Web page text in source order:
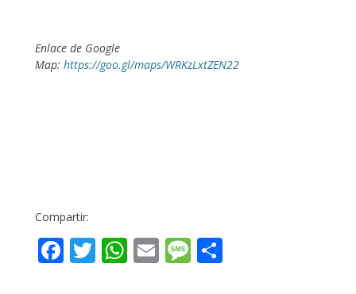
Enlace de Google
Map: https://goo.gl/maps/WRKzLxtZEN22
Compartir:
Facebook
Twitter
WhatsApp
EmailMessage